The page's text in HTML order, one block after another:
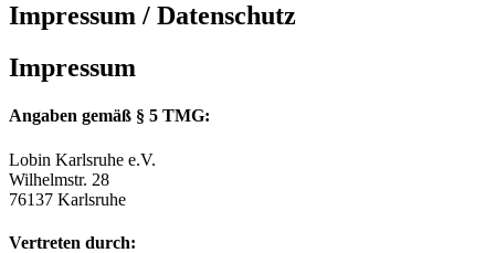
Impressum / Datenschutz
Impressum
Angaben gemäß § 5 TMG:
Lobin Karlsruhe e.V.
Wilhelmstr. 28
76137 Karlsruhe
Vertreten durch: